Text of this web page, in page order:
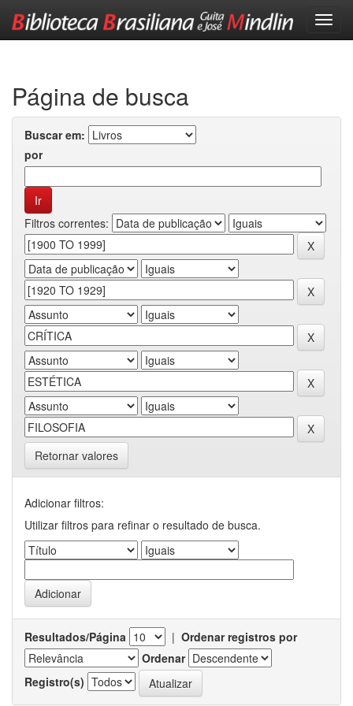
Página de busca
Buscar em:
por
Filtros correntes:
Retornar valores
Adicionar filtros:
Utilizar filtros para refinar o resultado de busca.
Resultados/Página | Ordenar registros por
Ordenar
Registro(s)